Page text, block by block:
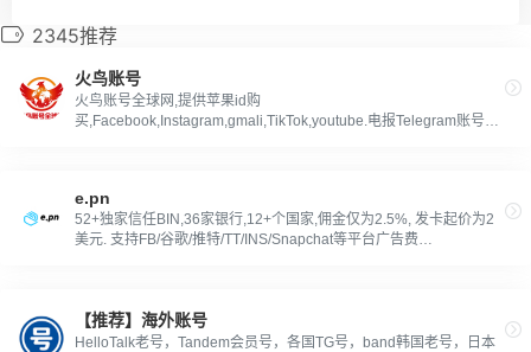
2345推荐
火鸟账号
火鸟账号全球网,提供苹果id购
买,Facebook,Instagram,gmali,TikTok,youtube.电报Telegram账号等
e.pn
52+独家信任BIN,36家银行,12+个国家,佣金仅为2.5%, 发卡起价为2
美元. 支持FB/谷歌/推特/TT/INS/Snapchat等平台广告费
【推荐】海外账号
HelloTalk老号，Tandem会员号，各国TG号，band韩国老号，日本